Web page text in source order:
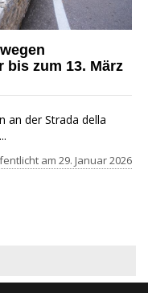
bis zum 13. März
an der Strada della
am 29. Januar 2026